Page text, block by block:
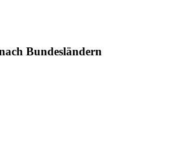
Bundesländern